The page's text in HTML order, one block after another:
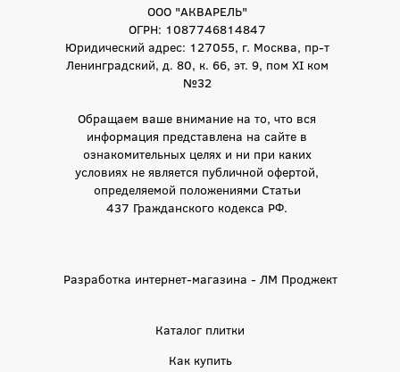
ООО "АКВАРЕЛЬ"
ОГРН: 1087746814847
Юридический адрес: 127055, г. Москва, пр-т
Ленинградский, д. 80, к. 66, эт. 9, пом XI ком
№32
Обращаем ваше внимание на то, что вся
информация представлена на сайте в
ознакомительных целях и ни при каких
условиях не является публичной офертой,
определяемой положениями Статьи
437 Гражданского кодекса РФ.
Разработка интернет-магазина - ЛМ Проджект
Каталог плитки
Как купить